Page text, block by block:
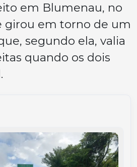
em Blumenau, no
girou em torno de um
segundo ela, valia
quando os dois